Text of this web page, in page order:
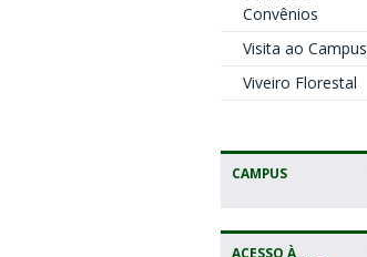
Convênios
Visita ao Campus
Viveiro Florestal
CAMPUS
ACESSO À